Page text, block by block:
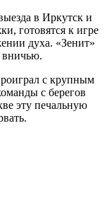
в Иркутск и
готовятся к игре
духа. «Зенит»
вничью.
с крупным
с берегов
эту печальную